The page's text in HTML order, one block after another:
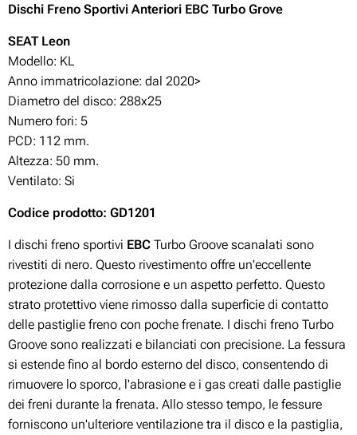
Dischi Freno Sportivi Anteriori EBC Turbo Grove
SEAT Leon
Modello: KL
Anno immatricolazione: dal 2020>
Diametro del disco: 288x25
Numero fori: 5
PCD: 112 mm.
Altezza: 50 mm.
Ventilato: Si
Codice prodotto: GD1201
I dischi freno sportivi EBC Turbo Groove scanalati sono
rivestiti di nero. Questo rivestimento offre un'eccellente
protezione dalla corrosione e un aspetto perfetto. Questo
strato protettivo viene rimosso dalla superficie di contatto
delle pastiglie freno con poche frenate. I dischi freno Turbo
Groove sono realizzati e bilanciati con precisione. La fessura
si estende fino al bordo esterno del disco, consentendo di
rimuovere lo sporco, l'abrasione e i gas creati dalle pastiglie
dei freni durante la frenata. Allo stesso tempo, le fessure
forniscono un'ulteriore ventilazione tra il disco e la pastiglia,